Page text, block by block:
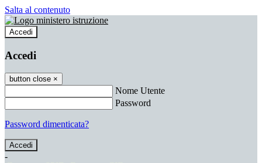
Salta al contenuto
Accedi
Accedi
button close ×
Nome Utente
Password
Password dimenticata?
-